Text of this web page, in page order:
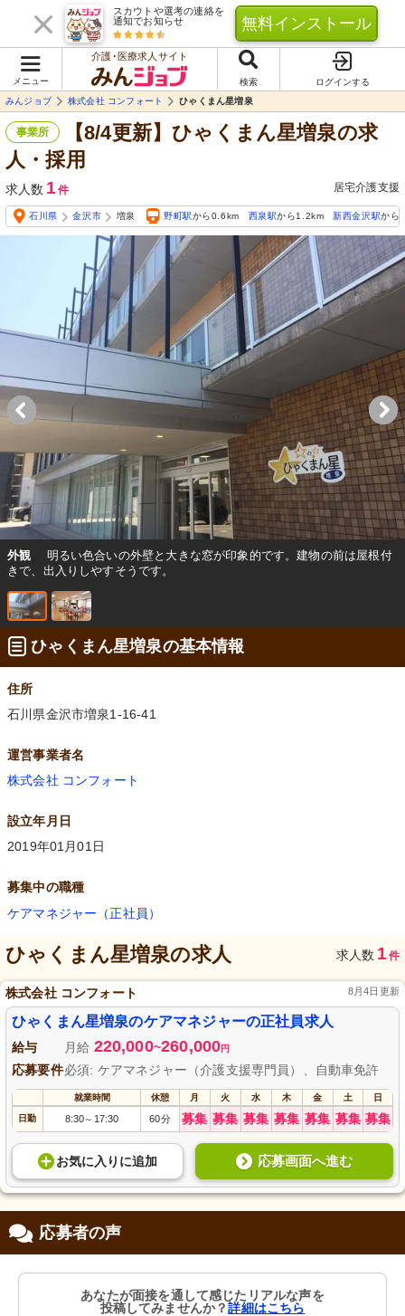
スカウトや選考の連絡を
通知でお知らせ
無料インストール
メニュー
介護･医療求人サイト
検索
ログインする
みんジョブ
株式会社 コンフォート ひゃくまん星増泉
事業所
【8/4更新】ひゃくまん星増泉の求
人・採用
求人数 1 件 居宅介護支援
石川県 金沢市 増泉 野町駅から0.6km 西泉駅から1.2km 新西金沢駅から
外観
明るい色合いの外壁と大きな窓が印象的です。建物の前は屋根付
きで、出入りしやすそうです。
ひゃくまん星増泉の基本情報
住所
石川県金沢市増泉1-16-41
運営事業者名
株式会社 コンフォート
設立年月日
2019年01月01日
募集中の職種
ケアマネジャー（正社員）
ひゃくまん星増泉の求人 求人数 1 件
株式会社 コンフォート 8月4日更新
ひゃくまん星増泉のケアマネジャーの正社員求人
給与 月給 220,000~260,000円
応募要件必須: ケアマネジャー（介護支援専門員）、自動車免許
就業時間 休憩 月 火 水 木 金 土 日
日勤 8:30～ 17:30 60分 募集 募集 募集 募集 募集 募集 募集
お気に入り に追加 応募画面へ進む
応募者の声
あなたが面接を通して感じたリアルな声を
投稿してみませんか？詳細はこちら